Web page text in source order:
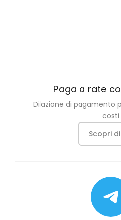
Paga a rate
Dilazione di pagamento
costi
Scopri